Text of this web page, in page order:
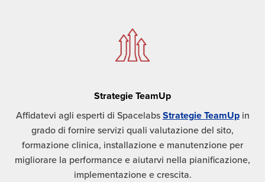
Strategie TeamUp
Affidatevi agli esperti di SpacelabsStrategie TeamUpin
grado di fornire servizi quali valutazione del sito,
formazione clinica, installazione e manutenzione per
migliorare la performance e aiutarvi nella pianificazione,
implementazione e crescita.